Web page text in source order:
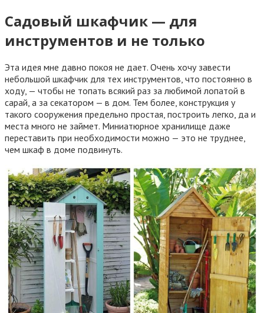
Садовый шкафчик — для
инструментов и не только
Эта идея мне давно покоя не дает. Очень хочу завести
небольшой шкафчик для тех инструментов, что постоянно в
ходу, — чтобы не топать всякий раз за любимой лопатой в
сарай, а за секатором — в дом. Тем более, конструкция у
такого сооружения предельно простая, построить легко, да и
места много не займет. Миниатюрное хранилище даже
переставить при необходимости можно — это не труднее,
чем шкаф в доме подвинуть.